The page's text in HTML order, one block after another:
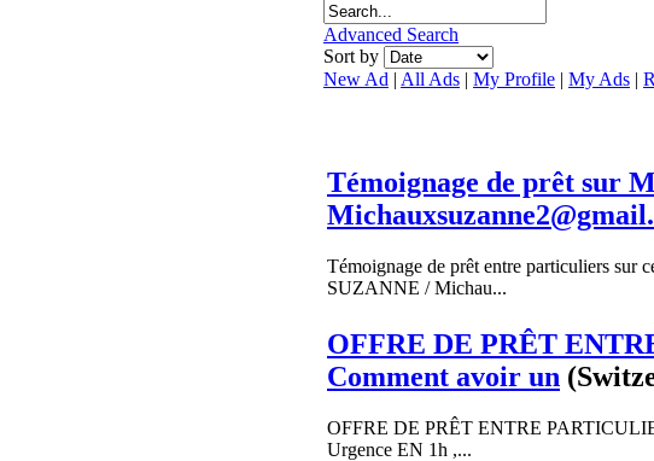
Advanced Search
Sort by
New Ad | All Ads | My Profile | My Ads |
Témoignage de prêt sur
Témoignage de prêt entre particuliers
SUZANNE / Michau...
OFFRE DE PRÊT
Comment avoir un
OFFRE DE PRÊT ENTRE
Urgence EN 1h ,...